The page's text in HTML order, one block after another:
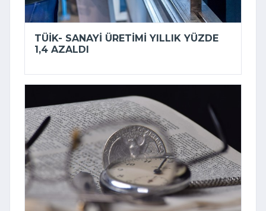
TÜİK- SANAYI ÜRETIMI YILLIK YÜZDE
1,4 AZALDI